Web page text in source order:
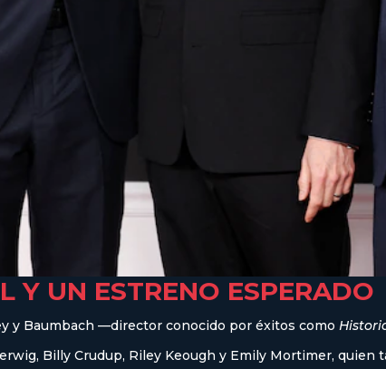
Y UN ESTRENO ESPERADO
y Baumbach —director conocido por éxitos como
Billy Crudup, Riley Keough y Emily Mortimer,